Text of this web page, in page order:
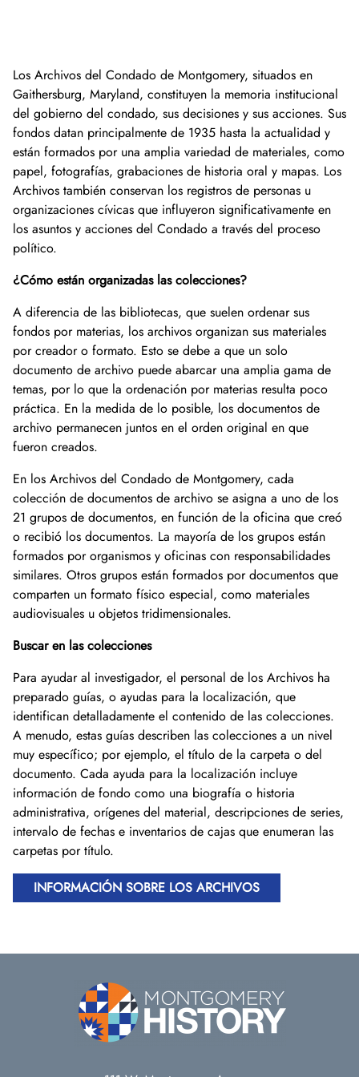
Historias orales
La historia del condado de Montgomery
Centro Mary Kay Harper de Estudios Suburbanos
Otros sitios y organizaciones históricos
Lista
Calendario
Eventos destacados
Consejo de Administración
Personal
Carreras profesionales
Hacer una donación
Únase al Círculo Lilly Stone
Dejar un legado
Donación de acciones
Únase a nuestra lista de correo
Asistir a un acto
Oportunidades de voluntariado
English
Los Archivos del Condado de Montgomery, situados en
Gaithersburg, Maryland, constituyen la memoria institucional
del gobierno del condado, sus decisiones y sus acciones. Sus
fondos datan principalmente de 1935 hasta la actualidad y
están formados por una amplia variedad de materiales, como
papel, fotografías, grabaciones de historia oral y mapas. Los
Archivos también conservan los registros de personas u
organizaciones cívicas que influyeron significativamente en
los asuntos y acciones del Condado a través del proceso
político.
¿Cómo están organizadas las colecciones?
A diferencia de las bibliotecas, que suelen ordenar sus
fondos por materias, los archivos organizan sus materiales
por creador o formato. Esto se debe a que un solo
documento de archivo puede abarcar una amplia gama de
temas, por lo que la ordenación por materias resulta poco
práctica. En la medida de lo posible, los documentos de
archivo permanecen juntos en el orden original en que
fueron creados.
En los Archivos del Condado de Montgomery, cada
colección de documentos de archivo se asigna a uno de los
21 grupos de documentos, en función de la oficina que creó
o recibió los documentos. La mayoría de los grupos están
formados por organismos y oficinas con responsabilidades
similares. Otros grupos están formados por documentos que
comparten un formato físico especial, como materiales
audiovisuales u objetos tridimensionales.
Buscar en las colecciones
Para ayudar al investigador, el personal de los Archivos ha
preparado guías, o ayudas para la localización, que
identifican detalladamente el contenido de las colecciones.
A menudo, estas guías describen las colecciones a un nivel
muy específico; por ejemplo, el título de la carpeta o del
documento. Cada ayuda para la localización incluye
información de fondo como una biografía o historia
administrativa, orígenes del material, descripciones de series,
intervalo de fechas e inventarios de cajas que enumeran las
carpetas por título.
INFORMACIÓN SOBRE LOS ARCHIVOS